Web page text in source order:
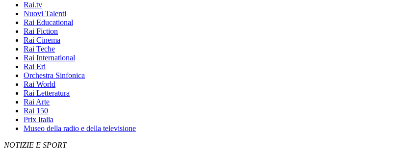
Rai.tv
Nuovi Talenti
Rai Educational
Rai Fiction
Rai Cinema
Rai Teche
Rai International
Rai Eri
Orchestra Sinfonica
Rai World
Rai Letteratura
Rai Arte
Rai 150
Prix Italia
Museo della radio e della televisione
NOTIZIE E SPORT